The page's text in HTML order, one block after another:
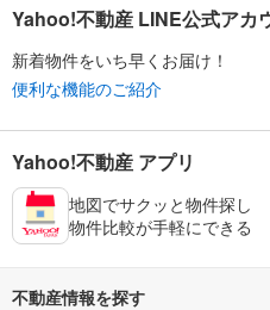
Yahoo!不動産 LINE公式アカ
新着物件をいち早くお届け！
便利な機能のご紹介
Yahoo!不動産 アプリ
地図でサクッと物件探し
物件比較が手軽にできる
不動産情報を探す